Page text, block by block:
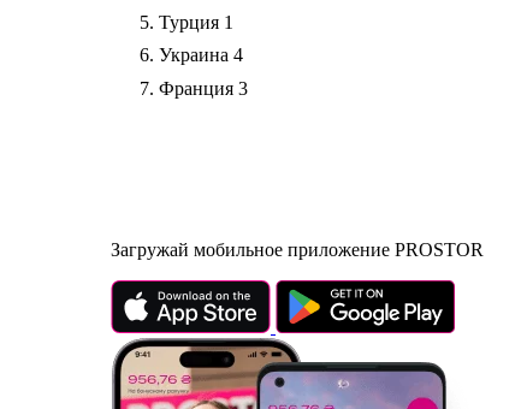
Турция 1
Украина 4
Франция 3
Загружай мобильное приложение PROSTOR